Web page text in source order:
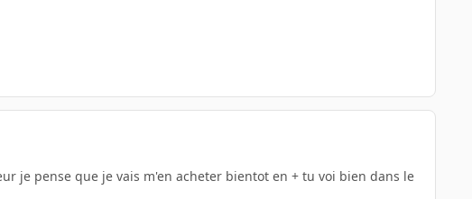
je pense que je vais m'en acheter bientot en + tu voi bien dans le